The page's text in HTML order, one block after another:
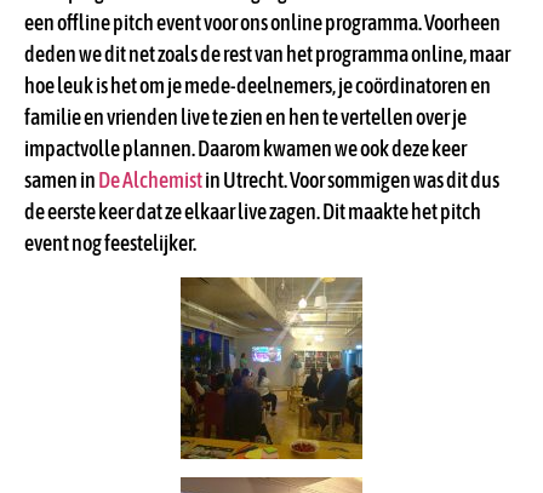
een offline pitch event voor ons online programma. Voorheen
deden we dit net zoals de rest van het programma online, maar
hoe leuk is het om je mede-deelnemers, je coördinatoren en
familie en vrienden live te zien en hen te vertellen over je
impactvolle plannen. Daarom kwamen we ook deze keer
samen in De Alchemistin Utrecht. Voor sommigen was dit dus
de eerste keer dat ze elkaar live zagen. Dit maakte het pitch
event nog feestelijker.